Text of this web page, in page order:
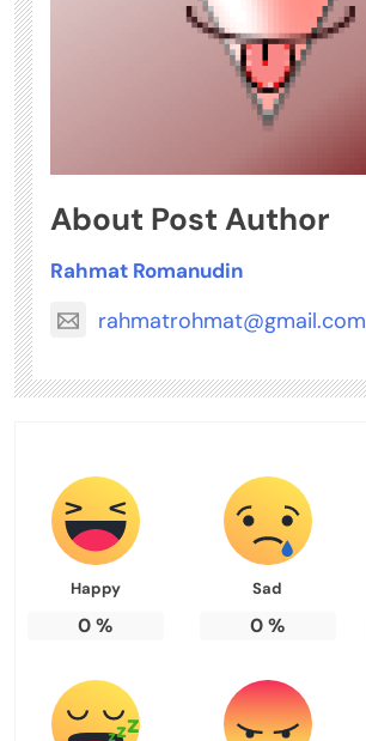
About Post Author
Rahmat Romanudin
rahmatrohmat@gmail.com
Happy
0%
Sad
0%